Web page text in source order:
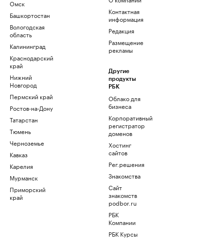
Омск
Башкортостан
Вологодская
область
Калининград
Краснодарский
край
Нижний
Новгород
Пермский край
Ростов-на-Дону
Татарстан
Тюмень
Черноземье
Кавказ
Карелия
Мурманск
Приморский
край
Контактная
информация
Редакция
Размещение
рекламы
Другие
продукты
РБК
Облако для
бизнеса
Корпоративный
регистратор
доменов
Хостинг
сайтов
Рег.решения
Знакомства
Сайт
знакомств
podbor.ru
РБК
Компании
РБК Курсы